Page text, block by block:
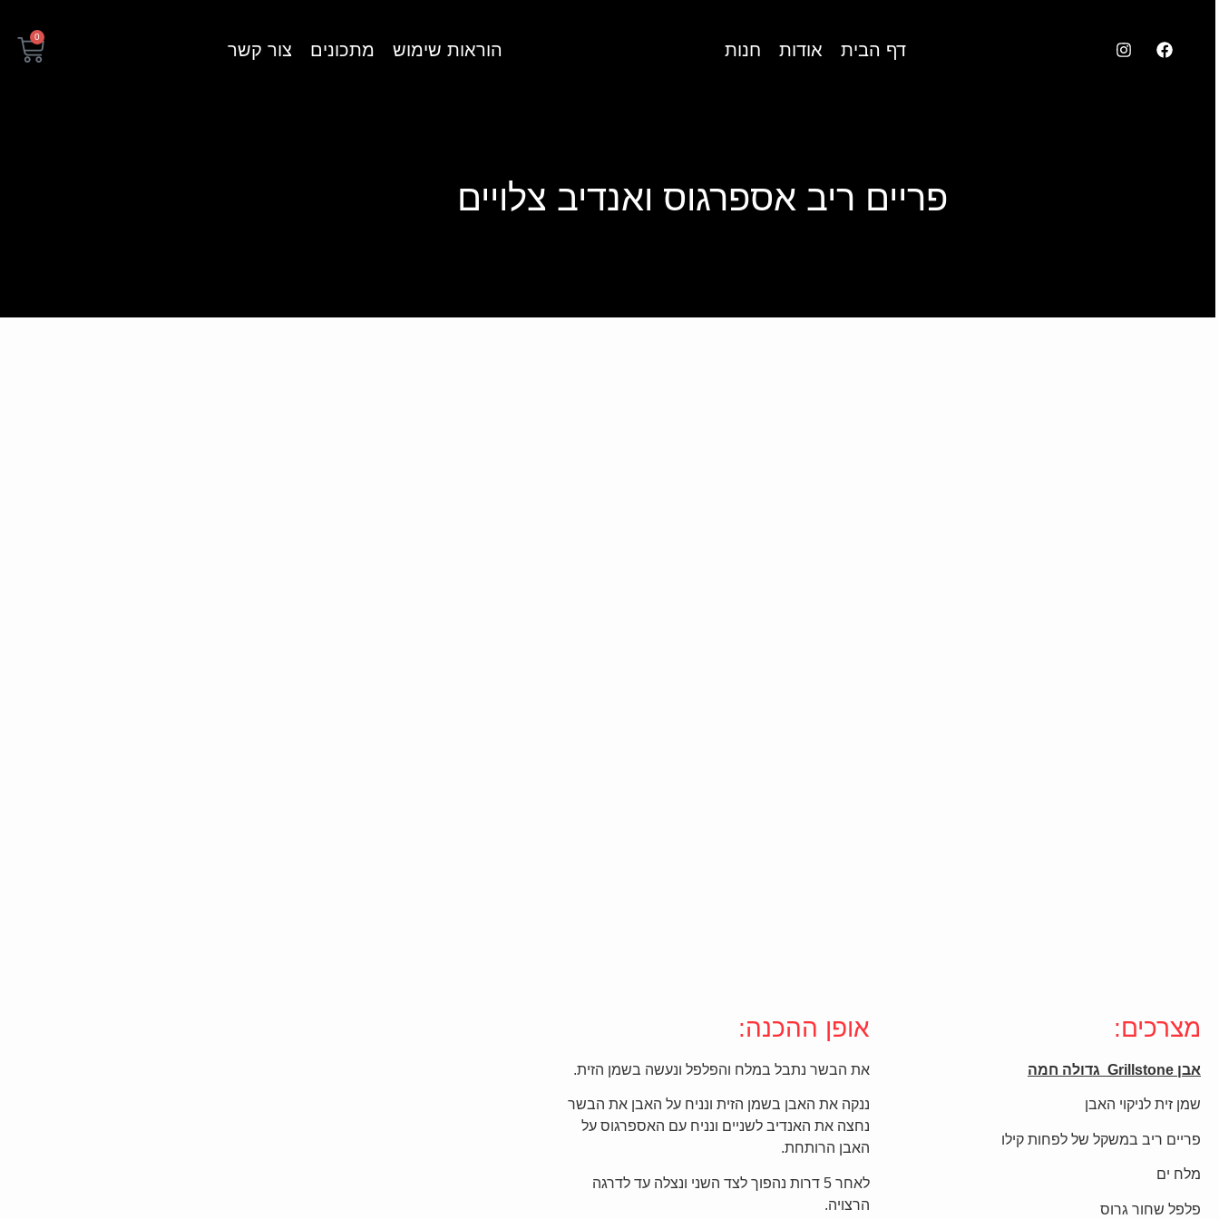
דף הבית אודות חנות הוראות שימוש מתכונים צור קשר
0
פריים ריב אספרגוס ואנדיב צלויים
מצרכים:
אבן Grillstone גדולה חמה
שמן זית לניקוי האבן
פריים ריב במשקל של לפחות קילו
מלח ים
פלפל שחור גרוס
אופן ההכנה:
את הבשר נתבל במלח והפלפל ונעשה בשמן הזית.
ננקה את האבן בשמן הזית ונניח על האבן את הבשר
נחצה את האנדיב לשניים ונניח עם האספרגוס על
האבן הרותחת.
לאחר 5 דרות נהפוך לצד השני ונצלה עד לדרגה
הרצויה.